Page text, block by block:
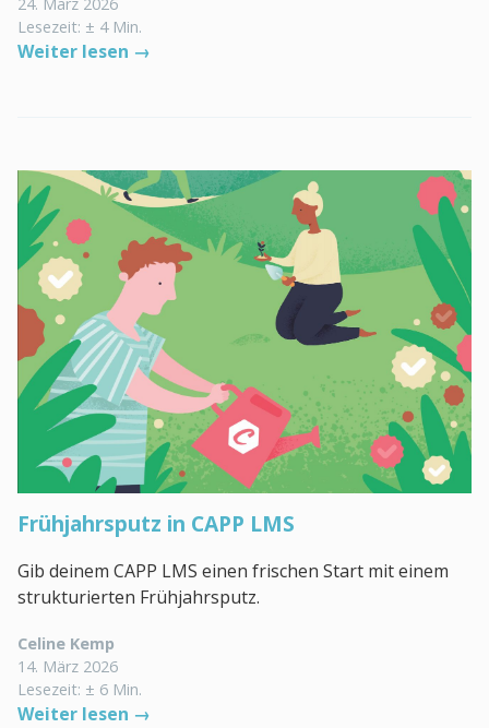
Lesezeit: ± 4 Min.
Weiter lesen →
Frühjahrsputz in CAPP LMS
Gib deinem CAPP LMS einen frischen Start mit einem
strukturierten Frühjahrsputz.
Celine Kemp
14. März 2026
Lesezeit: ± 6 Min.
Weiter lesen →